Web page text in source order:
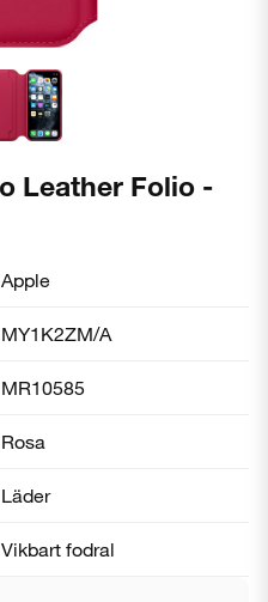
Leather Folio -
Apple
MY1K2ZM/A
MR10585
Rosa
Läder
Vikbart fodral